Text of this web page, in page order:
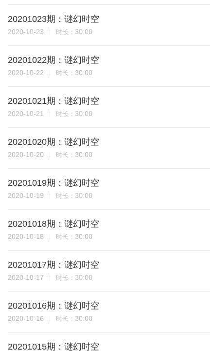
20201023期：谜幻时空
2020-10-23 时长： 30:00
20201022期：谜幻时空
2020-10-22 时长： 30:00
20201021期：谜幻时空
2020-10-21 时长： 30:00
20201020期：谜幻时空
2020-10-20 时长： 30:00
20201019期：谜幻时空
2020-10-19 时长： 30:00
20201018期：谜幻时空
2020-10-18 时长： 30:00
20201017期：谜幻时空
2020-10-17 时长： 30:00
20201016期：谜幻时空
2020-10-16 时长： 30:00
20201015期：谜幻时空